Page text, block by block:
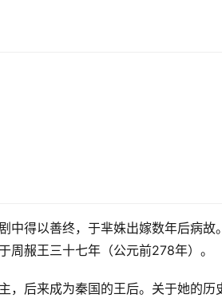
中得以善终，于芈姝出嫁数年后病
周赧王三十七年（公元前278年）。
，后来成为秦国的王后。关于她的